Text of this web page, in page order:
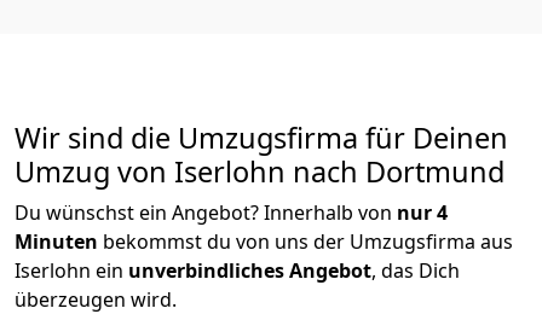
Wir sind die Umzugsfirma für Deinen
Umzug von Iserlohn nach Dortmund
Du wünschst ein Angebot? Innerhalb von nur 4
Minuten bekommst du von uns der Umzugsfirma aus
Iserlohn ein unverbindliches Angebot, das Dich
überzeugen wird.